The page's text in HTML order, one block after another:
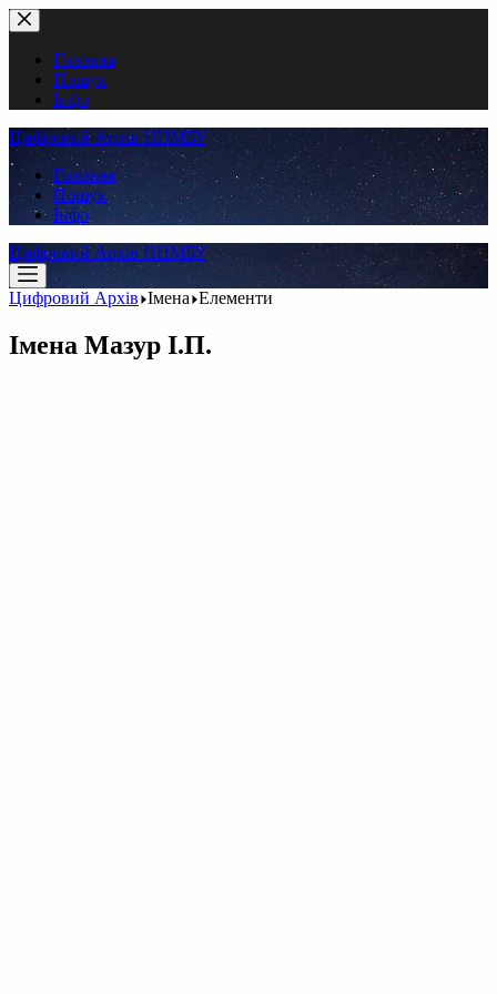
Перейти
до
вмістуГоловна
Пошук
Інфо
Цифровий Архів ННМБУ
Головна
Пошук
Інфо
Цифровий Архів ННМБУ
Цифровий Архів Імена Елементи
Імена Мазур І.П.